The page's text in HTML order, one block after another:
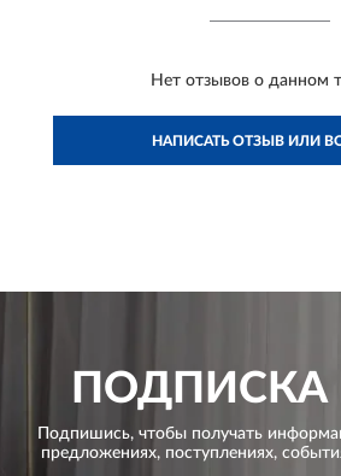
Нет отзывов о данном
НАПИСАТЬ ОТЗЫВ ИЛИ
ПОДПИСКА
Подпишись, чтобы получать
предложениях, поступлениях,